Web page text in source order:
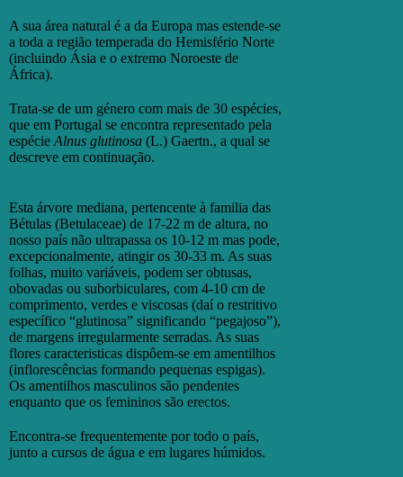
A sua área natural é a da Europa mas estende-se
a toda a região temperada do Hemisfério Norte
(incluindo Ásia e o extremo Noroeste de
África).
Trata-se de um género com mais de 30 espécies,
que em Portugal se encontra representado pela
espécie Alnus glutinosa (L.) Gaertn., a qual se
descreve em continuação.
Esta árvore mediana, pertencente à familia das
Bétulas (Betulaceae) de 17-22 m de altura, no
nosso país não ultrapassa os 10-12 m mas pode,
excepcionalmente, atingir os 30-33 m. As suas
folhas, muito variáveis, podem ser obtusas,
obovadas ou suborbiculares, com 4-10 cm de
comprimento, verdes e viscosas (daí o restritivo
específico “glutinosa” significando “pegajoso”),
de margens irregularmente serradas. As suas
flores caracteristicas dispôem-se em amentilhos
(inflorescências formando pequenas espigas).
Os amentilhos masculinos são pendentes
enquanto que os femininos são erectos.
Encontra-se frequentemente por todo o país,
junto a cursos de água e em lugares húmidos.